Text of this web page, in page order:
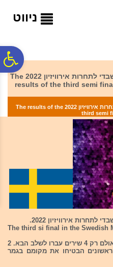
ניווט
תוצאות חצי הגמר השלישי בקדם השבדי לתחרות אירוויזיון 2022 The
results of the third semi
תוצאות חצי הגמר השלישי בקדם השבדי לתחרות אירוויזיון 2022 The results of the
third semi
אירוויזיון 2022.
The third si final in the Swedish
בחצי הגמר השלישי השתתפו 7 שירים אולם רק 4 שירים עברו לשלב הבא. 2
הבטיחו את מקומם בגמר